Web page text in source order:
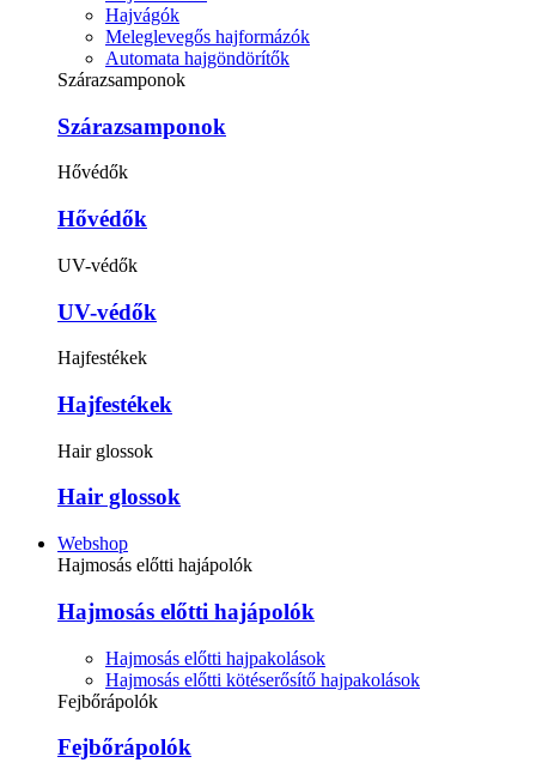
Hajvágók
Meleglevegős hajformázók
Automata hajgöndörítők
Szárazsamponok
Szárazsamponok
Hővédők
Hővédők
UV-védők
UV-védők
Hajfestékek
Hajfestékek
Hair glossok
Hair glossok
Webshop
Hajmosás előtti hajápolók
Hajmosás előtti hajápolók
Hajmosás előtti hajpakolások
Hajmosás előtti kötéserősítő hajpakolások
Fejbőrápolók
Fejbőrápolók